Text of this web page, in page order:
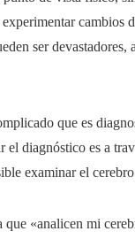
cambios
ser
que es
diagnóstico es a
examinar el
«analicen mi